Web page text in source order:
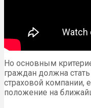
Но основным
граждан должна
страховой компании,
положение на